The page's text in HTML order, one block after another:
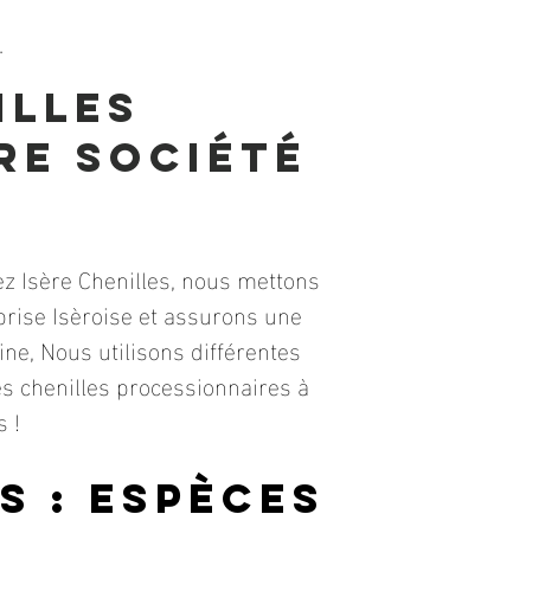
société
Isère Chenilles, nous mettons
Isèroise et assurons une
Nous utilisons différentes
chenilles processionnaires à
!
: espèces